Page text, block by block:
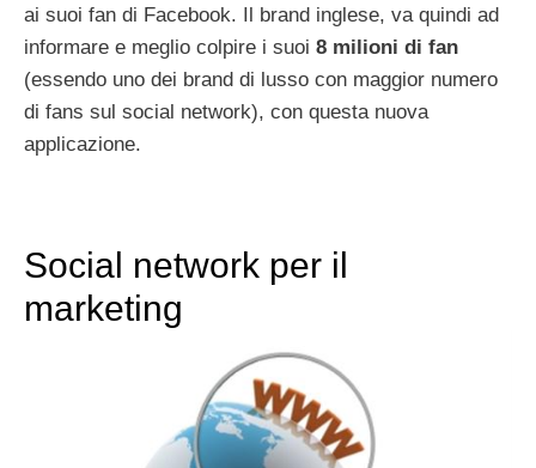
ai suoi fan di Facebook. Il brand inglese, va quindi ad
informare e meglio colpire i suoi 8 milioni di fan
(essendo uno dei brand di lusso con maggior numero
di fans sul social network), con questa nuova
applicazione.
Social network per il
marketing